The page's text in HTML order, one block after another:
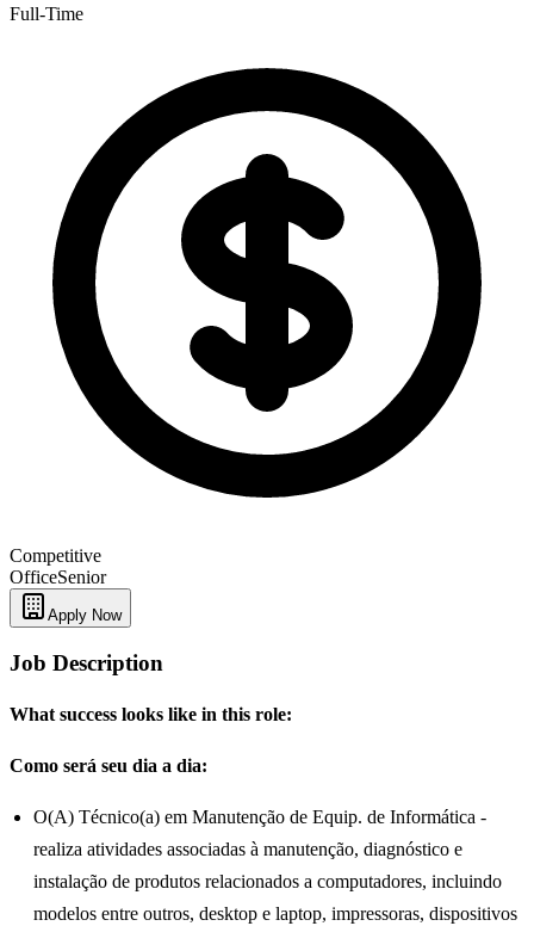
Full-Time
Competitive
OfficeSenior
Apply Now
Job Description
What success looks like in this role:
Como será seu dia a dia:
O(A) Técnico(a) em Manutenção de Equip. de Informática -
realiza atividades associadas à manutenção, diagnóstico e
instalação de produtos relacionados a computadores, incluindo
modelos entre outros, desktop e laptop, impressoras, dispositivos